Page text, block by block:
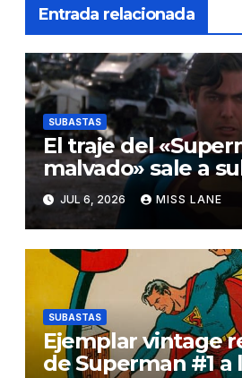
Entrada relacionada
SUBASTAS
El traje del
malvado» sale a
JUL 6, 2026 MISS LANE
SUBASTAS
Ejemplar vintage
de Superman #1 a